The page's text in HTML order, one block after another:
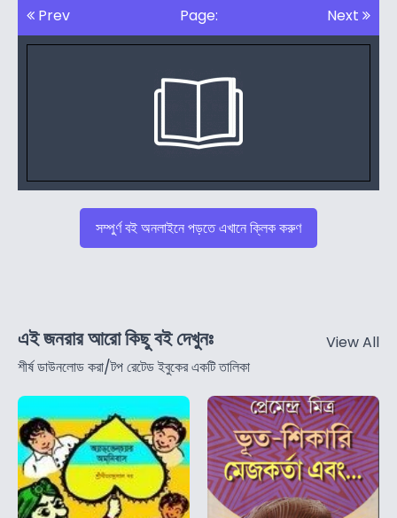
Prev Page: Next
সম্পুর্ণ বই অনলাইনে পড়তে এখানে ক্লিক করুণ
এই জনরার আরো কিছু বই দেখুনঃ
শীর্ষ ডাউনলোড করা/টপ রেটেড ইবুকের একটি তালিকা
View All